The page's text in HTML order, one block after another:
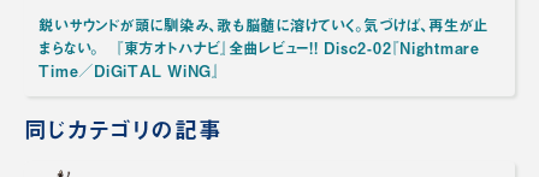
鋭いサウンドが頭に馴染み、歌も脳髄に溶けていく。気づけば、再生が止
まらない。 『東方オトハナビ』全曲レビュー!! Disc2-02『Nightmare
Time／DiGiTAL WiNG』
同じカテゴリの記事